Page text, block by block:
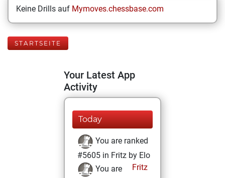
Keine Drills auf Mymoves.chessbase.com
STARTSEITE
Your Latest App
Activity
Today
You are ranked
#5605 in Fritz by Elo
Fritz
You are